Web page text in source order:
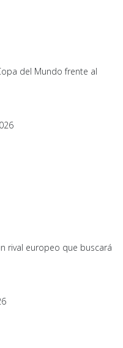
del Mundo frente al
rival europeo que buscará